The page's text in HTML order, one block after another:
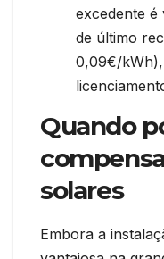
excedente é
de último
0,09€/
Quando
solares
Embora a